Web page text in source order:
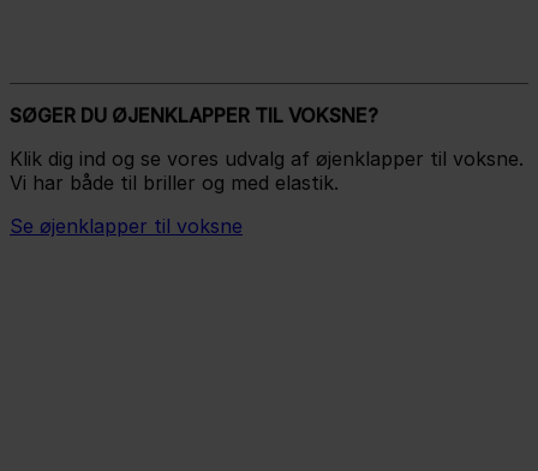
SØGER DU ØJENKLAPPER TIL VOKSNE?
Klik dig ind og se vores udvalg af øjenklapper til voksne.
Vi har både til briller og med elastik.
Se øjenklapper til voksne